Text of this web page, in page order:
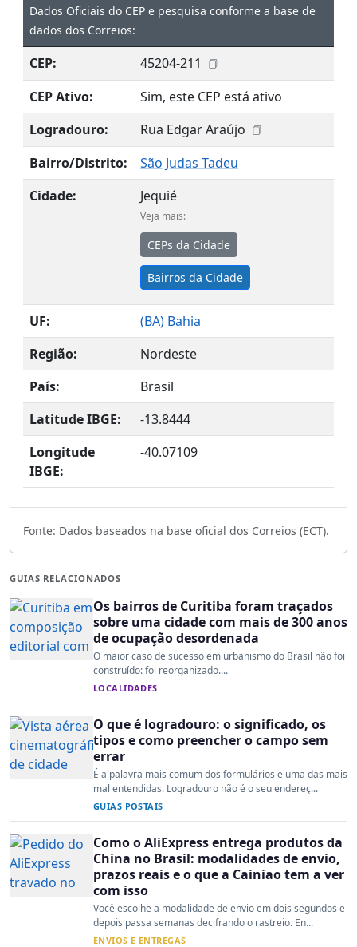
Dados Oficiais do CEP e pesquisa conforme a base de
dados dos Correios:
CEP:
45204-211
CEP Ativo:
Sim, este CEP está ativo
Logradouro:
Rua Edgar Araújo
Bairro/Distrito:
São Judas Tadeu
Cidade:
Jequié
Veja mais:
CEPs da Cidade
Bairros da Cidade
UF: (BA) Bahia
Região:
Nordeste
País:
Brasil
Latitude IBGE:
-13.8444
Longitude
IBGE:
-40.07109
Fonte: Dados baseados na base oficial dos Correios (ECT).
GUIAS RELACIONADOS
Os bairros de Curitiba foram traçados
sobre uma cidade com mais de 300 anos
de ocupação desordenada
O maior caso de sucesso em urbanismo do Brasil não foi
construído: foi reorganizado....
LOCALIDADES
O que é logradouro: o significado, os
tipos e como preencher o campo sem
errar
É a palavra mais comum dos formulários e uma das mais
mal entendidas. Logradouro não é o seu endereç...
GUIAS POSTAIS
Como o AliExpress entrega produtos da
China no Brasil: modalidades de envio,
prazos reais e o que a Cainiao tem a ver
com isso
Você escolhe a modalidade de envio em dois segundos e
depois passa semanas decifrando o rastreio. En...
ENVIOS E ENTREGAS